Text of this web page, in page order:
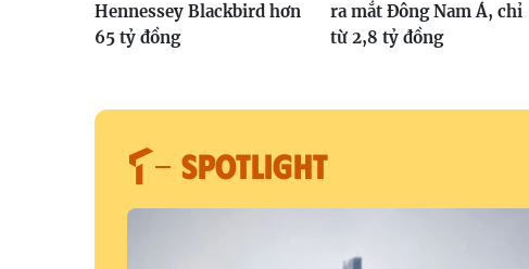
Hennessey Blackbird hơn
65 tỷ đồng
ra mắt Đông Nam Á, chỉ
từ 2,8 tỷ đồng
SPOTLIGHT